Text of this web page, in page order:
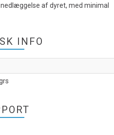
af dyret, med minimal
INFO